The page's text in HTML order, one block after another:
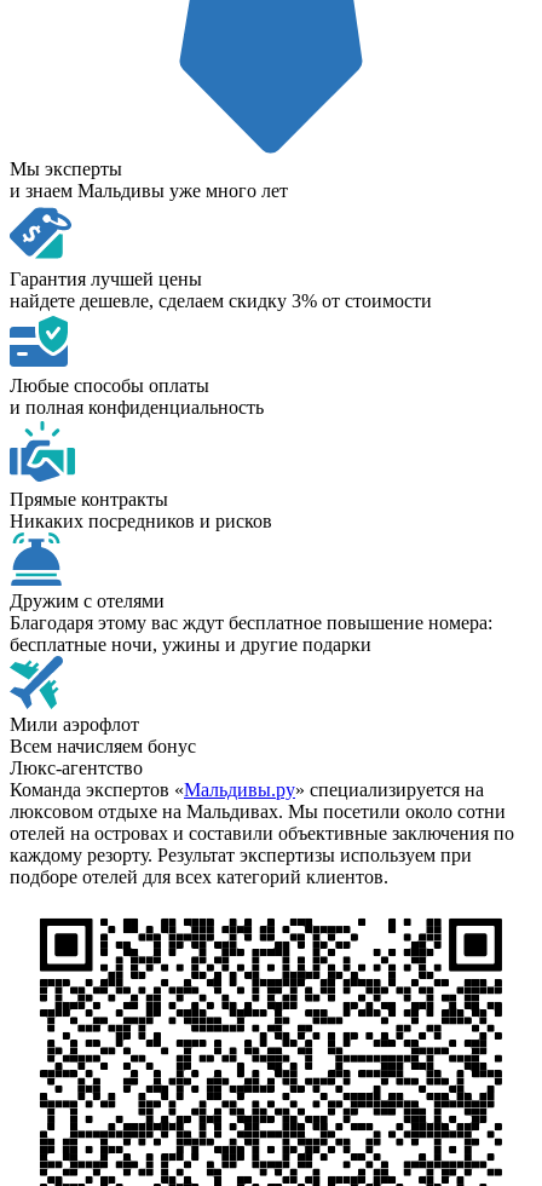
Мы эксперты
и знаем Мальдивы уже много лет
Гарантия лучшей цены
найдете дешевле, сделаем скидку 3% от стоимости
Любые способы оплаты
и полная конфиденциальность
Прямые контракты
Никаких посредников и рисков
Дружим с отелями
Благодаря этому вас ждут бесплатное повышение номера:
бесплатные ночи, ужины и другие подарки
Мили аэрофлот
Всем начисляем бонус
Люкс-агентство
Команда экспертов «Мальдивы.ру» специализируется на
люксовом отдыхе на Мальдивах. Мы посетили около сотни
отелей на островах и составили объективные заключения по
каждому резорту. Результат экспертизы используем при
подборе отелей для всех категорий клиентов.